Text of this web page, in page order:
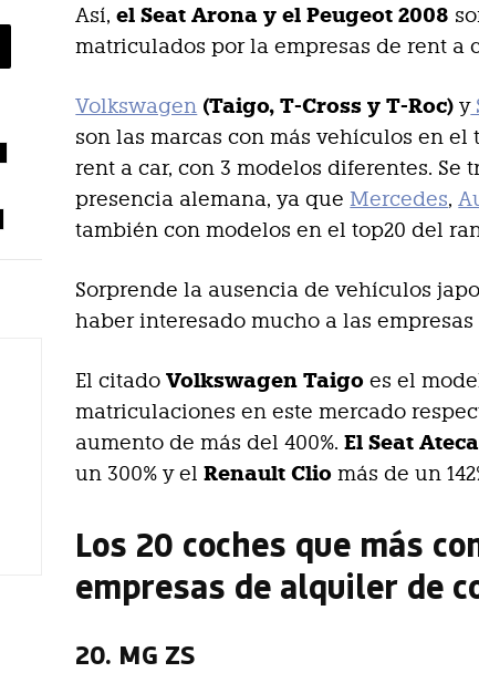
Así,el Seat Arona y el Peugeot 2008
matriculados por la empresas de rent a
Volkswagen (Taigo, T-Cross y T-Roc)y
son las marcas con más vehículos en
rent a car, con 3 modelos diferentes. Se
presencia alemana, ya que Mercedes,
también con modelos en el top20 del
Sorprende la ausencia de vehículos
haber interesado mucho a las empresas
El citadoVolkswagen Taigo es el
matriculaciones en este mercado
aumento de más del 400%.El Seat Ateca
un 300% y elRenault Clio más de un
Los 20 coches que más
empresas de alquiler de
20. MG ZS